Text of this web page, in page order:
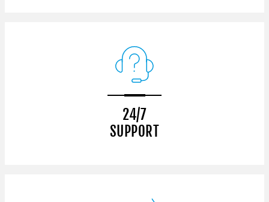
24/7
SUPPORT